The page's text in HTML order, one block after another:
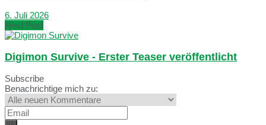
6. Juli 2026
Next Post
Digimon Survive - Erster Teaser veröffentlicht
Subscribe
Benachrichtige mich zu: